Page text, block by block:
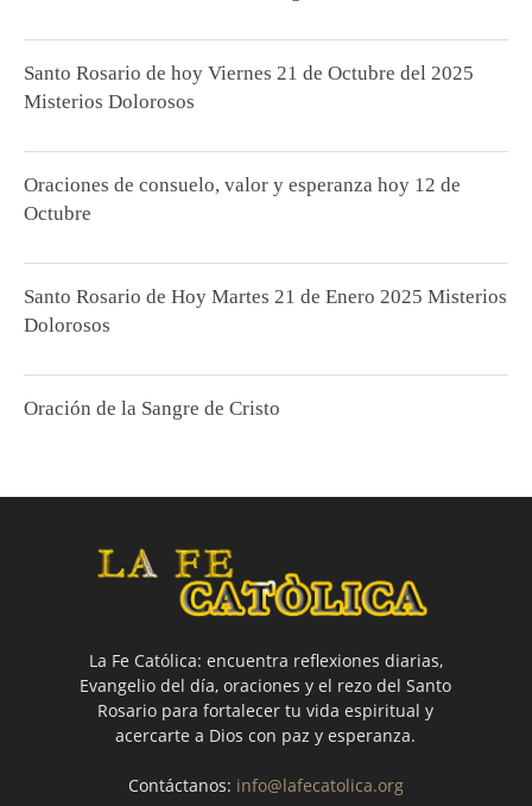
Santo Rosario de hoy Viernes 21 de Octubre del 2025
Misterios Dolorosos
Oraciones de consuelo, valor y esperanza hoy 12 de
Octubre
Santo Rosario de Hoy Martes 21 de Enero 2025 Misterios
Dolorosos
Oración de la Sangre de Cristo
La Fe Católica: encuentra reflexiones diarias,
Evangelio del día, oraciones y el rezo del Santo
Rosario para fortalecer tu vida espiritual y
acercarte a Dios con paz y esperanza.
Contáctanos: info@lafecatolica.org